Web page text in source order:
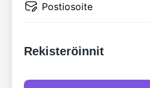
Postiosoite
Rekisteröinnit